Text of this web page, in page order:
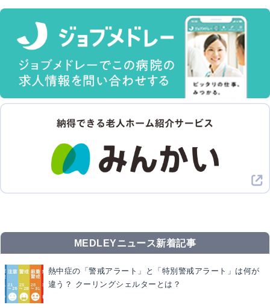
MEDLEYニュース新着記事
熱中症の「警戒アラート」と「特別警戒アラート」は何が
違う？ クーリングシェルターとは？